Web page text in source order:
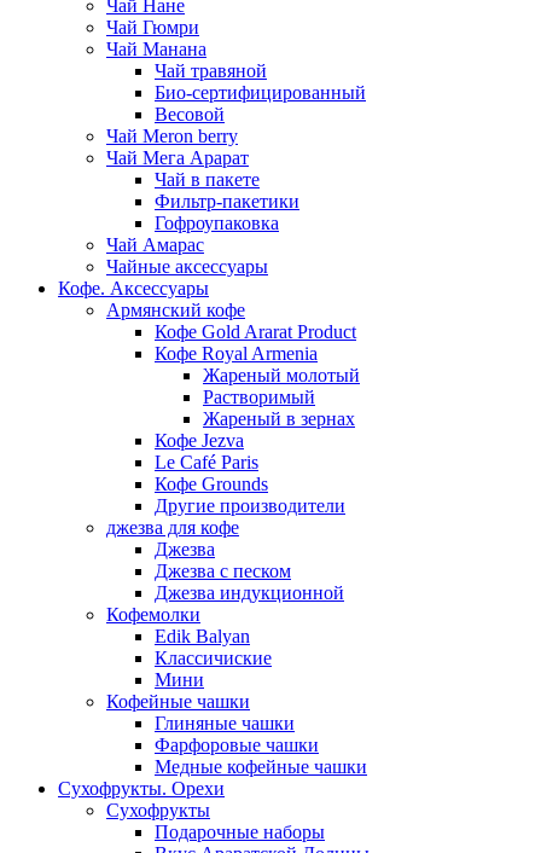
Чай Нане
Чай Гюмри
Чай Манана
Чай травяной
Био-сертифицированный
Весовой
Чай Meron berry
Чай Мега Арарат
Чай в пакете
Фильтр-пакетики
Гофроупаковка
Чай Амарас
Чайные аксессуары
Кофе. Аксессуары
Армянский кофе
Кофе Gold Ararat Product
Кофе Royal Armenia
Жареный молотый
Растворимый
Жареный в зернах
Кофе Jezva
Le Café Paris
Кофе Grounds
Другие производители
джезва для кофе
Джезва
Джезва с песком
Джезва индукционной
Кофемолки
Edik Balyan
Классичиские
Мини
Кофейные чашки
Глиняные чашки
Фарфоровые чашки
Медные кофейные чашки
Сухофрукты. Орехи
Сухофрукты
Подарочные наборы